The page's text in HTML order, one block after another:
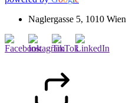
Naglergasse 5, 1010 Wien